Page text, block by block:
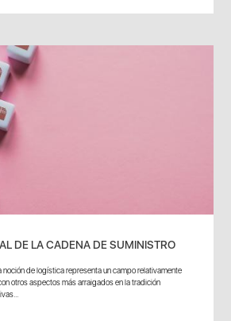
DE LA CADENA DE SUMINISTRO
noción de logística representa un campo relativamente
otros aspectos más arraigados en la tradición